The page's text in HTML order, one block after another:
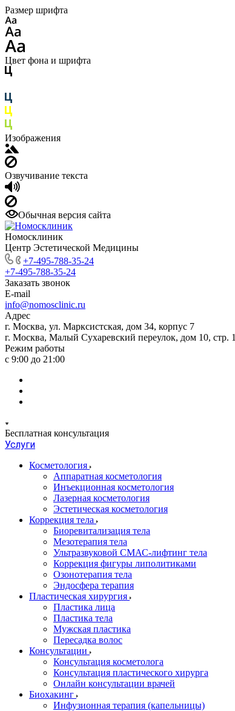
Размер шрифта
Цвет фона и шрифта
Изображения
Озвучивание текста
Обычная версия сайта
Номосклиник
Центр Эстетической Медицины
+7-495-788-35-24
+7-495-788-35-24
Заказать звонок
E-mail
info@nomosclinic.ru
Адрес
г. Москва, ул. Марксистская, дом 34, корпус 7
г. Москва, Малый Сухаревский переулок, дом 10, стр. 1
Режим работы
с 9:00 до 21:00
Бесплатная консультация
Услуги
Косметология
Аппаратная косметология
Инъекционная косметология
Лазерная косметология
Эстетическая косметология
Коррекция тела
Биоревитализация тела
Мезотерапия тела
Ультразвуковой СМАС-лифтинг тела
Коррекция фигуры липолитиками
Озонотерапия тела
Эндосфера терапия
Пластическая хирургия
Пластика лица
Пластика тела
Мужская пластика
Пересадка волос
Консультации
Консультация косметолога
Консультация пластического хирурга
Онлайн консультации врачей
Биохакинг
Инфузионная терапия (капельницы)